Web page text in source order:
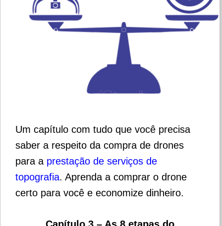
Um capítulo com tudo que você precisa
saber a respeito da compra de drones
para a prestação de serviços de
topografia. Aprenda a comprar o drone
certo para você e economize dinheiro.